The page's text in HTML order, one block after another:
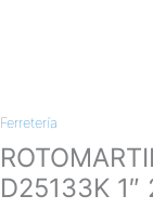
Ferretería
D25133K 1″
PLUS
DEWALT
D25133K
1″